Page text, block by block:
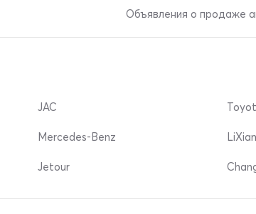
Объявления о продаже
JAC
Mercedes-Benz
Jetour